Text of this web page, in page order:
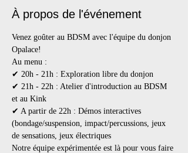
À propos de l'événement
Venez goûter au BDSM avec l'équipe du donjon
Opalace!
Au menu :
✔ 20h - 21h : Exploration libre du donjon
✔ 21h - 22h : Atelier d'introduction au BDSM
et au Kink
✔ A partir de 22h : Démos interactives
(bondage/suspension, impact/percussions, jeux
de sensations, jeux électriques
Notre équipe expérimentée est là pour vous faire